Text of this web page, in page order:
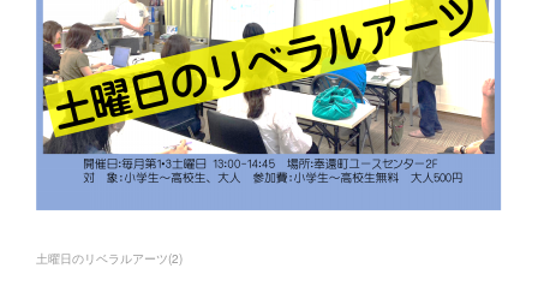
土曜日のリベラルアーツ(2)